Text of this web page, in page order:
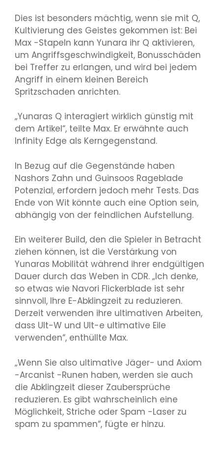
Dies ist besonders mächtig, wenn sie mit Q,
Kultivierung des Geistes gekommen ist: Bei
Max -Stapeln kann Yunara ihr Q aktivieren,
um Angriffsgeschwindigkeit, Bonusschäden
bei Treffer zu erlangen, und wird bei jedem
Angriff in einem kleinen Bereich
Spritzschaden anrichten.
„Yunaras Q interagiert wirklich günstig mit
dem Artikel“, teilte Max. Er erwähnte auch
Infinity Edge als Kerngegenstand.
In Bezug auf die Gegenstände haben
Nashors Zahn und Guinsoos Rageblade
Potenzial, erfordern jedoch mehr Tests. Das
Ende von Wit könnte auch eine Option sein,
abhängig von der feindlichen Aufstellung.
Ein weiterer Build, den die Spieler in Betracht
ziehen können, ist die Verstärkung von
Yunaras Mobilität während ihrer endgültigen
Dauer durch das Weben in CDR. „Ich denke,
so etwas wie Navori Flickerblade ist sehr
sinnvoll, Ihre E-Abklingzeit zu reduzieren.
Derzeit verwenden ihre ultimativen Arbeiten,
dass Ult-W und Ult-e ultimative Eile
verwenden“, enthüllte Max.
„Wenn Sie also ultimative Jäger- und Axiom
-Arcanist -Runen haben, werden sie auch
die Abklingzeit dieser Zaubersprüche
reduzieren. Es gibt wahrscheinlich eine
Möglichkeit, Striche oder Spam -Laser zu
spam zu spammen“, fügte er hinzu.